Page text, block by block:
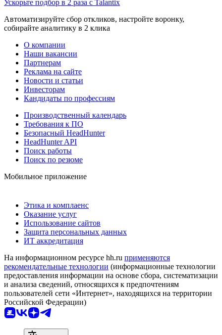
Ускорьте подбор в 2 раза с Talantix
Автоматизируйте сбор откликов, настройте воронку,
собирайте аналитику в 2 клика
О компании
Наши вакансии
Партнерам
Реклама на сайте
Новости и статьи
Инвесторам
Кандидаты по профессиям
Производственный календарь
Требования к ПО
Безопасный HeadHunter
HeadHunter API
Поиск работы
Поиск по резюме
Мобильное приложение
Этика и комплаенс
Оказание услуг
Использование сайтов
Защита персональных данных
ИТ аккредитация
На информационном ресурсе hh.ru применяются
рекомендательные технологии (информационные технологии
предоставления информации на основе сбора, систематизации
и анализа сведений, относящихся к предпочтениям
пользователей сети «Интернет», находящихся на территории
Российской Федерации)